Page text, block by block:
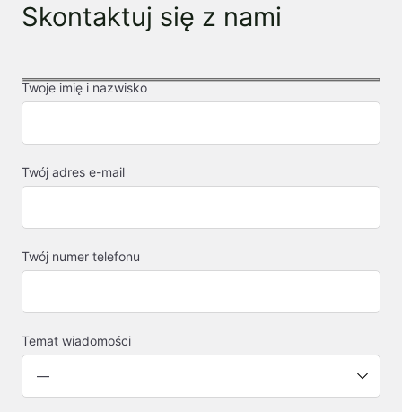
Skontaktuj się z nami
Twoje imię i nazwisko
Twój adres e-mail
Twój numer telefonu
Temat wiadomości